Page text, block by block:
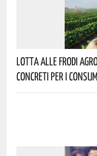
Lotta Alle Frodi
Concreti Per I